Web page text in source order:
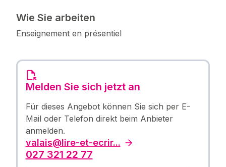
Wie Sie arbeiten
Enseignement en présentiel
Melden Sie sich jetzt an
Für dieses Angebot können Sie sich per E-
Mail oder Telefon direkt beim Anbieter
anmelden.
valais@lire-et-ecrir...
027 321 22 77